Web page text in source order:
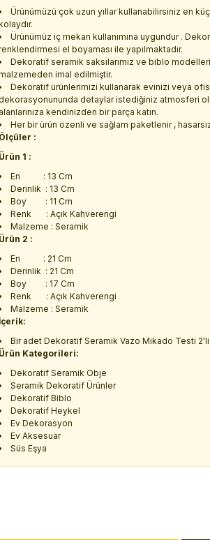
Ürünümüzü çok uzun yıllar kullanabilirsiniz en
Ürünümüz iç mekan kullanımına uygundur .
el boyaması ile yapılmaktadır.
Dekoratif seramik saksılarımız ve biblo
imal edilmiştir.
Dekoratif ürünlerimizi kullanarak evinizi veya
detaylar istediğiniz atmosferi
alanlarınıza kendinizden bir parça katın.
Her bir ürün özenli ve sağlam paketlenir ,
Ölçüler :
Ürün 1 :
En : 13 Cm
Derinlik : 13 Cm
Boy : 11 Cm
Renk : Açık Kahverengi
Malzeme : Seramik
Ürün 2 :
En : 21 Cm
Derinlik : 21 Cm
Boy : 17 Cm
Renk : Açık Kahverengi
Malzeme : Seramik
Bir adet Dekoratif Seramik Vazo Mikado Testi
Ürün Kategorileri:
Dekoratif Seramik Obje
Seramik Dekoratif Ürünler
Dekoratif Biblo
Dekoratif Heykel
Ev Dekorasyon
Ev Aksesuar
Süs Eşya